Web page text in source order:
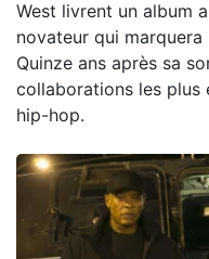
West livrent un album
novateur qui
Quinze ans après sa
collaborations les plus
hip-hop.